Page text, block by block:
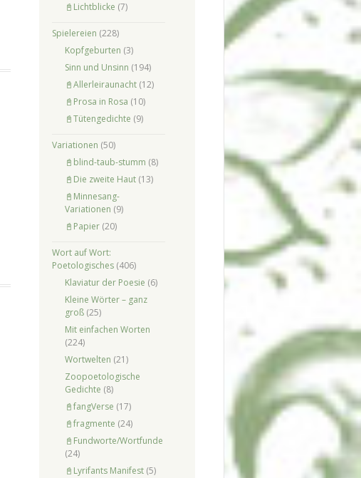
📓Lichtblicke (7)
Spielereien (228)
Kopfgeburten (3)
Sinn und Unsinn (194)
📓Allerleiraunacht(12)
📓Prosa in Rosa (10)
📓Tütengedichte (9)
Variationen (50)
📓blind-taub-stumm (8)
📓Die zweite Haut(13)
📓Minnesang-
Variationen (9)
📓Papier(20)
Wort auf Wort:
Poetologisches(406)
Klaviatur der Poesie (6)
Kleine Wörter – ganz
groß(25)
Mit einfachen Worten
(224)
Wortwelten (21)
Zoopoetologische
Gedichte (8)
📓fangVerse (17)
📓fragmente (24)
📓Fundworte/Wortfunde
(24)
📓Lyrifants Manifest(5)